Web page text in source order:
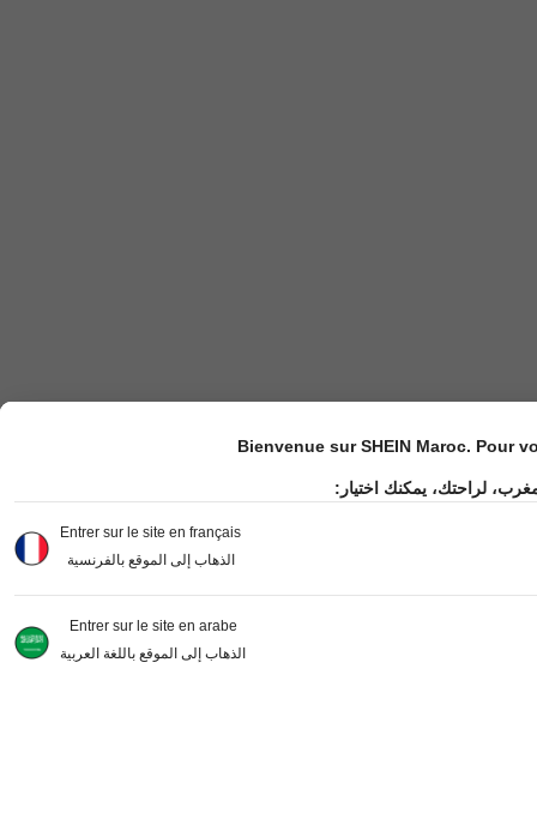
Bienvenue sur SHEIN Maroc. Pour
لراحتك، يمكنك اختيار:
Entrer sur le site en français
الذهاب إلى الموقع بالفرنسية
Entrer sur le site en arabe
الذهاب إلى الموقع باللغة العربية